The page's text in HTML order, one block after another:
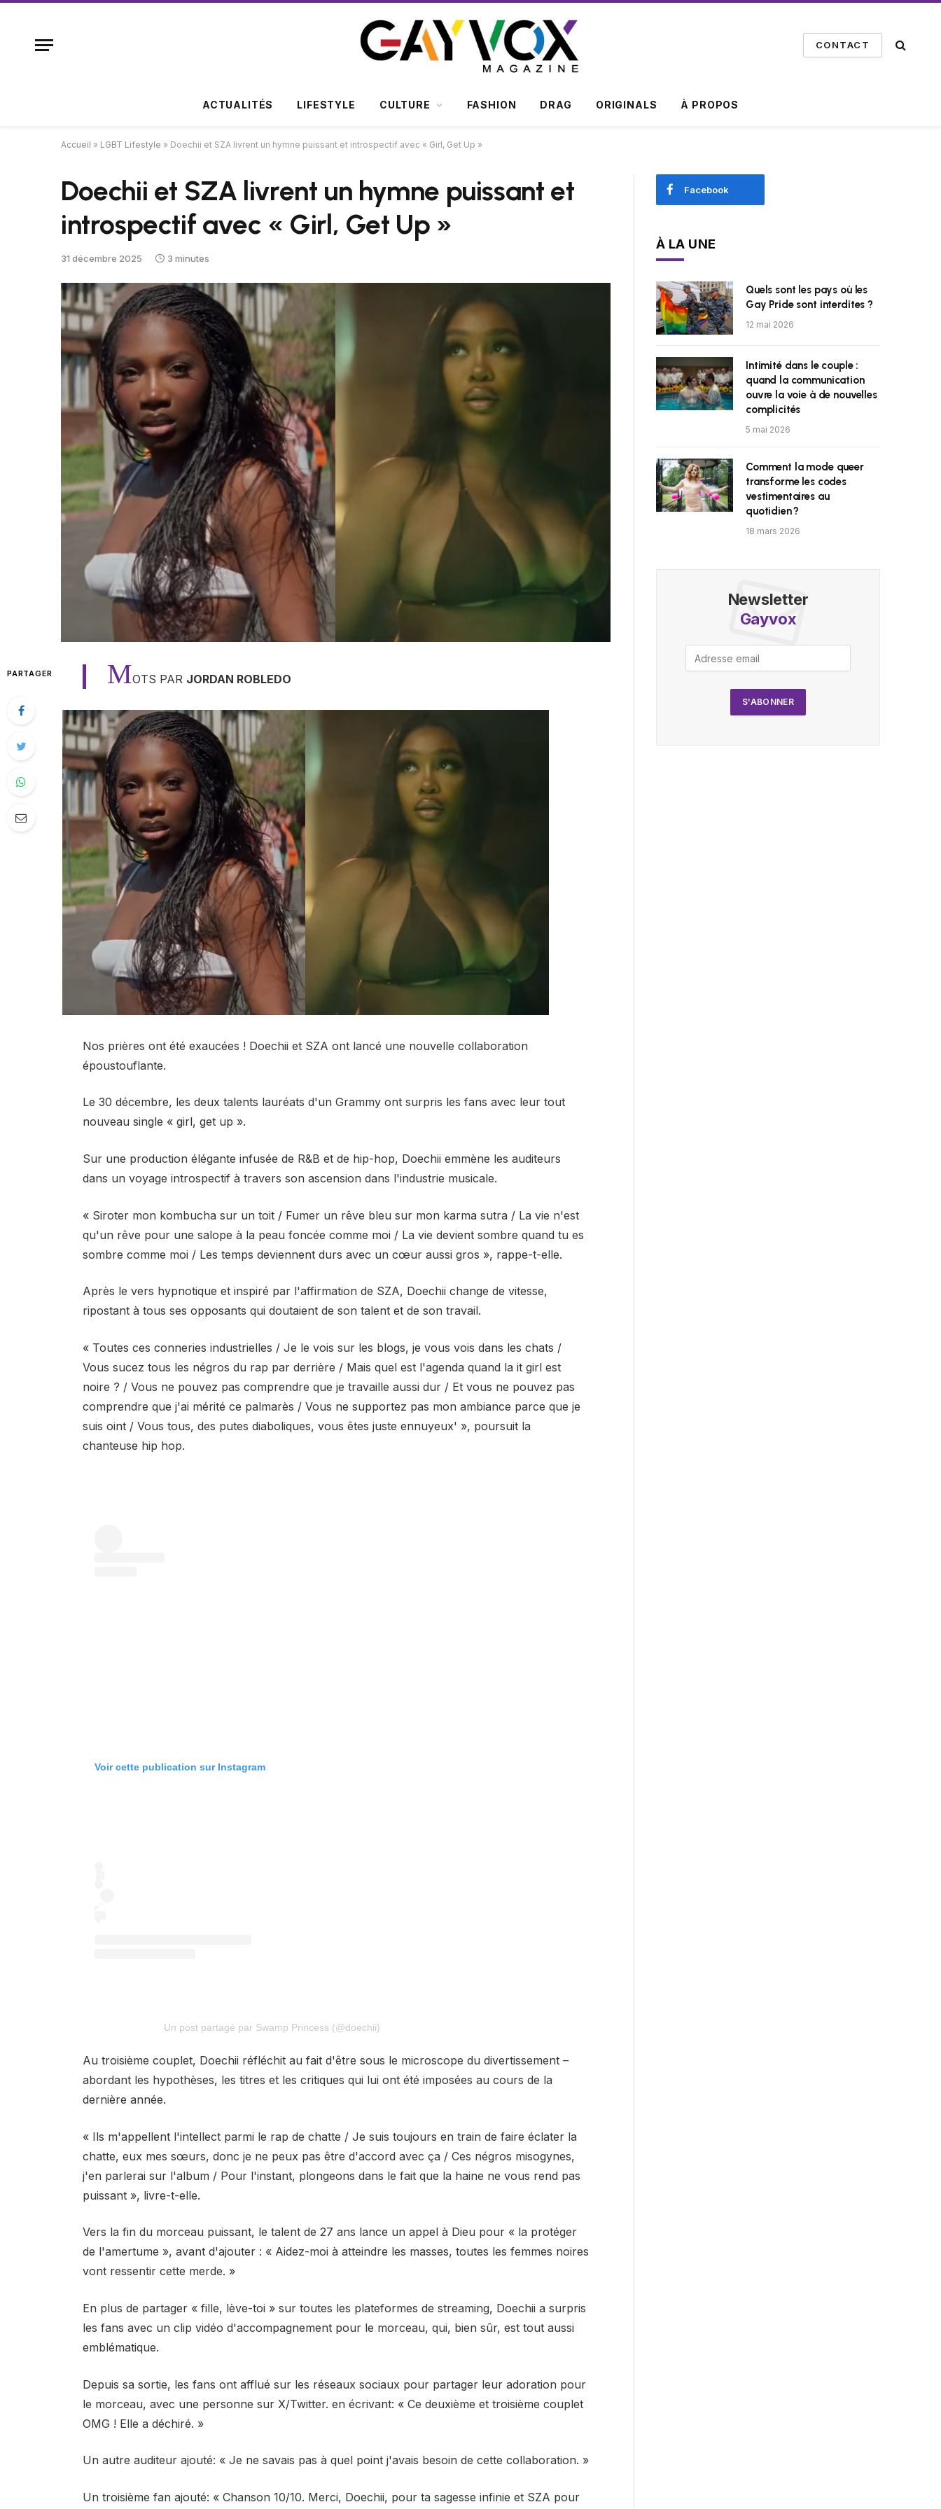
CONTACT
ACTUALITÉS LIFESTYLE CULTURE FASHION DRAG ORIGINALS À PROPOS
Accueil » LGBT Lifestyle » Doechii et SZA livrent un hymne puissant et introspectif avec « Girl, Get Up »
Doechii et SZA livrent un hymne puissant et
introspectif avec « Girl, Get Up »
31 décembre 2025 3 minutes
PARTAGER MOTS PAR JORDAN ROBLEDO
Nos prières ont été exaucées ! Doechii et SZA ont lancé une nouvelle collaboration
époustouflante.
Le 30 décembre, les deux talents lauréats d'un Grammy ont surpris les fans avec leur tout
nouveau single « girl, get up ».
Sur une production élégante infusée de R&B et de hip-hop, Doechii emmène les auditeurs
dans un voyage introspectif à travers son ascension dans l'industrie musicale.
« Siroter mon kombucha sur un toit / Fumer un rêve bleu sur mon karma sutra / La vie n'est
qu'un rêve pour une salope à la peau foncée comme moi / La vie devient sombre quand tu es
sombre comme moi / Les temps deviennent durs avec un cœur aussi gros », rappe-t-elle.
Après le vers hypnotique et inspiré par l'affirmation de SZA, Doechii change de vitesse,
ripostant à tous ses opposants qui doutaient de son talent et de son travail.
« Toutes ces conneries industrielles / Je le vois sur les blogs, je vous vois dans les chats /
Vous sucez tous les négros du rap par derrière / Mais quel est l'agenda quand la it girl est
noire ? / Vous ne pouvez pas comprendre que je travaille aussi dur / Et vous ne pouvez pas
comprendre que j'ai mérité ce palmarès / Vous ne supportez pas mon ambiance parce que je
suis oint / Vous tous, des putes diaboliques, vous êtes juste ennuyeux' », poursuit la
chanteuse hip hop.
Voir cette publication sur Instagram
Un post partagé par Swamp Princess (@doechii)
Au troisième couplet, Doechii réfléchit au fait d'être sous le microscope du divertissement – ​​
abordant les hypothèses, les titres et les critiques qui lui ont été imposées au cours de la
dernière année.
« Ils m'appellent l'intellect parmi le rap de chatte / Je suis toujours en train de faire éclater la
chatte, eux mes sœurs, donc je ne peux pas être d'accord avec ça / Ces négros misogynes,
j'en parlerai sur l'album / Pour l'instant, plongeons dans le fait que la haine ne vous rend pas
puissant », livre-t-elle.
Vers la fin du morceau puissant, le talent de 27 ans lance un appel à Dieu pour « la protéger
de l'amertume », avant d'ajouter : « Aidez-moi à atteindre les masses, toutes les femmes noires
vont ressentir cette merde. »
En plus de partager « fille, lève-toi » sur toutes les plateformes de streaming, Doechii a surpris
les fans avec un clip vidéo d'accompagnement pour le morceau, qui, bien sûr, est tout aussi
emblématique.
Depuis sa sortie, les fans ont afflué sur les réseaux sociaux pour partager leur adoration pour
le morceau, avec une personne sur X/Twitter. en écrivant: « Ce deuxième et troisième couplet
OMG ! Elle a déchiré. »
Un autre auditeur ajouté: « Je ne savais pas à quel point j'avais besoin de cette collaboration. »
Un troisième fan ajouté: « Chanson 10/10. Merci, Doechii, pour ta sagesse infinie et SZA pour
Facebook
À LA UNE
Quels sont les pays où les
Gay Pride sont interdites ?
12 mai 2026
Intimité dans le couple :
quand la communication
ouvre la voie à de nouvelles
complicités
5 mai 2026
Comment la mode queer
transforme les codes
vestimentaires au
quotidien ?
18 mars 2026
Newsletter
Gayvox